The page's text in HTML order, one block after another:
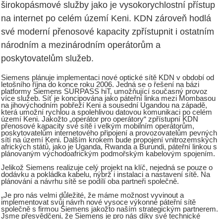
širokopásmové služby jako je vysokorychlostní přístup
na internet po celém území Keni. KDN zároveň hodlá
své moderní přenosové kapacity zpřístupnit i ostatním
národním a mezinárodním operátorům a
poskytovatelům služeb.
Siemens plánuje implementaci nové optické sítě KDN v období od
letošního října do konce roku 2006. Jedná se o řešení na bázi
platformy Siemens SURPASS hiT, umožňující současný provoz
více služeb. Síť je koncipována jako páteřní linka mezi Mombasou
na jihovýchodním pobřeží Keni a sousední Ugandou na západě,
která umožní rychlou a spolehlivou datovou komunikaci po celém
území Keni. Jakožto „operátor pro operátory“ zpřístupní KDN
přenosové kapacity své sítě i velkým mobilním operátorům,
poskytovatelům internetového připojení a provozovatelům pevných
sítí na území Keni. Dalším krokem bude propojení vnitrozemských
afrických států, jako je Uganda, Rwanda a Burundi, páteřní linkou s
plánovaným východoafrickým podmořským kabelovým spojením.
Jelikož Siemens realizuje celý projekt na klíč, nejedná se pouze o
dodávku a pokládka kabelu, nýbrž i instalaci a nastavení sítě. Na
plánování a návrhu sítě se podílí oba partneři společně.
„Je pro nás velmi důležité, že máme možnost vyvinout a
implementovat svůj návrh nové vysoce výkonné páteřní sítě
společně s firmou Siemens jakožto naším strategickým partnerem.
Jsme přesvědčeni, že Siemens je pro nás díky své technické